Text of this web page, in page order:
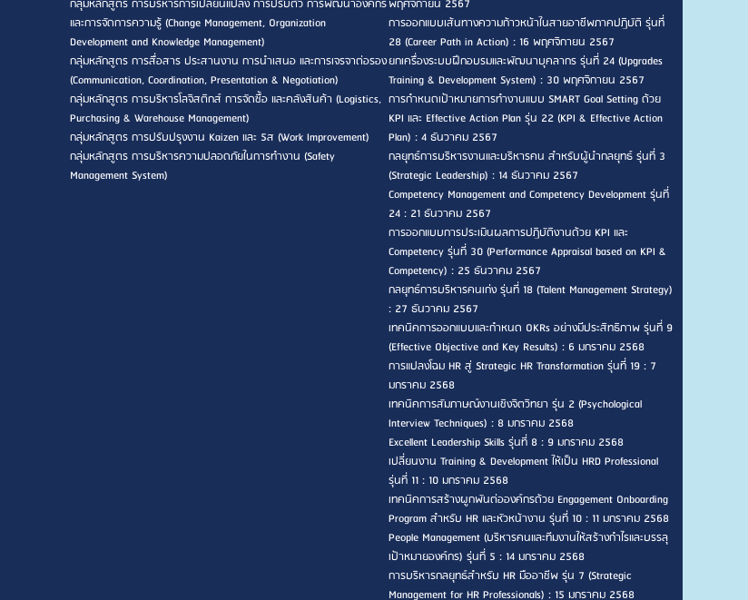
และการจัดการความรู้ (Change Management, Organization
Development and Knowledge Management)
กลุ่มหลักสูตร การสื่อสาร ประสานงาน การนำเสนอ และการเจรจาต่อรอง
(Communication, Coordination, Presentation & Negotiation)
กลุ่มหลักสูตร การบริหารโลจิสติกส์ การจัดซื้อ และคลังสินค้า (Logistics,
Purchasing & Warehouse Management)
กลุ่มหลักสูตร การปรับปรุงงาน Kaizen และ 5ส (Work Improvement)
กลุ่มหลักสูตร การบริหารความปลอดภัยในการทำงาน (Safety
Management System)
การออกแบบเส้นทางความก้าวหน้าในสายอาชีพภาคปฏิบัติ รุ่นที่
28 (Career Path in Action) : 16 พฤศจิกายน 2567
ยกเครื่องระบบฝึกอบรมและพัฒนาบุคลากร รุ่นที่ 24 (Upgrades
Training & Development System) : 30 พฤศจิกายน 2567
การกำหนดเป้าหมายการทำงานแบบ SMART Goal Setting ด้วย
KPI และ Effective Action Plan รุ่น 22 (KPI & Effective Action
Plan) : 4 ธันวาคม 2567
กลยุทธ์การบริหารงานและบริหารคน สำหรับผู้นำกลยุทธ์ รุ่นที่ 3
(Strategic Leadership) : 14 ธันวาคม 2567
Competency Management and Competency Development รุ่นที่
24 : 21 ธันวาคม 2567
การออกแบบการประเมินผลการปฏิบัติงานด้วย KPI และ
Competency รุ่นที่ 30 (Performance Appraisal based on KPI &
Competency) : 25 ธันวาคม 2567
กลยุทธ์การบริหารคนเก่ง รุ่นที่ 18 (Talent Management Strategy)
: 27 ธันวาคม 2567
เทคนิคการออกแบบและกำหนด OKRs อย่างมีประสิทธิภาพ รุ่นที่ 9
(Effective Objective and Key Results) : 6 มกราคม 2568
การแปลงโฉม HR สู่ Strategic HR Transformation รุ่นที่ 19 : 7
มกราคม 2568
เทคนิคการสัมภาษณ์งานเชิงจิตวิทยา รุ่น 2 (Psychological
Interview Techniques) : 8 มกราคม 2568
Excellent Leadership Skills รุ่นที่ 8 : 9 มกราคม 2568
เปลี่ยนงาน Training & Development ให้เป็น HRD Professional
รุ่นที่ 11 : 10 มกราคม 2568
เทคนิคการสร้างผูกพันต่อองค์กรด้วย Engagement Onboarding
Program สำหรับ HR และหัวหน้างาน รุ่นที่ 10 : 11 มกราคม 2568
People Management (บริหารคนและทีมงานให้สร้างกำไรและบรรลุ
เป้าหมายองค์กร) รุ่นที่ 5 : 14 มกราคม 2568
การบริหารกลยุทธ์สำหรับ HR มืออาชีพ รุ่น 7 (Strategic
Management for HR Professionals) : 15 มกราคม 2568